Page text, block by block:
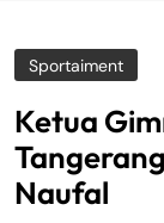
Sportaiment
Ketua
Naufal